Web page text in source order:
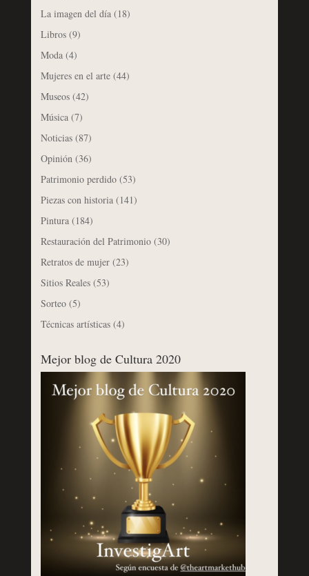
La imagen del día(18)
Libros(9)
Moda(4)
Mujeres en el arte(44)
Museos(42)
Música(7)
Noticias(87)
Opinión (36)
Patrimonio perdido(53)
Piezas con historia(141)
Pintura(184)
Restauración del Patrimonio(30)
Retratos de mujer(23)
Sitios Reales(53)
Sorteo(5)
Técnicas artísticas(4)
Mejor blog de Cultura 2020